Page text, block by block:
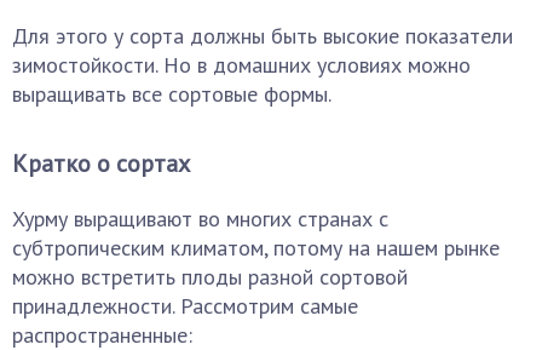
Для этого у сорта должны быть высокие показатели
зимостойкости. Но в домашних условиях можно
выращивать все сортовые формы.
Кратко о сортах
Хурму выращивают во многих странах с
субтропическим климатом, потому на нашем рынке
можно встретить плоды разной сортовой
принадлежности. Рассмотрим самые
распространенные: